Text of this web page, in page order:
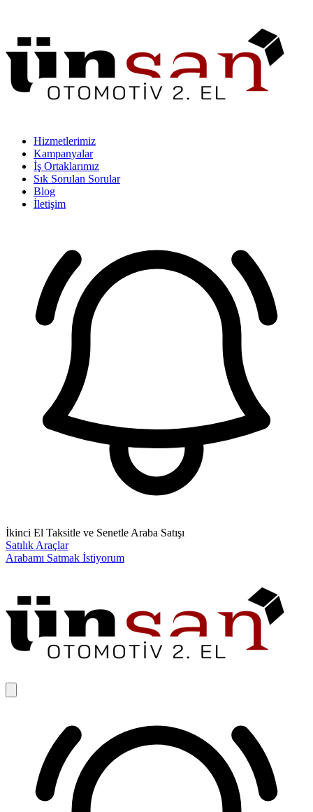
Hizmetlerimiz
Kampanyalar
İş Ortaklarımız
Sık Sorulan Sorular
Blog
İletişim
İkinci El Taksitle ve Senetle Araba Satışı
Satılık Araçlar
Arabamı Satmak İstiyorum